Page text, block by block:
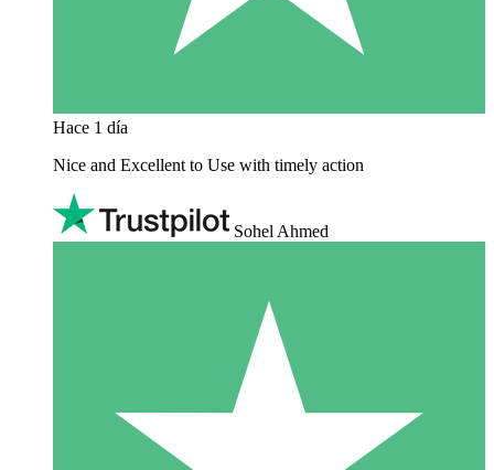
Hace 1 día
Nice and Excellent to Use with timely action
Sohel Ahmed